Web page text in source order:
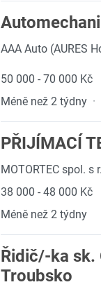
AAA Auto (AURES
50 000 - 70 000 Kč
Méně než 2 týdny ·
PŘIJÍMACÍ
MOTORTEC spol. s
38 000 - 48 000 Kč
Méně než 2 týdny
Řidič/-ka sk.
Troubsko